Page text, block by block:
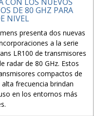
DE 80 GHZ PARA
NIVEL
presenta dos nuevas
a la serie
LR100 de transmisores
radar de 80 GHz. Estos
compactos de
alta frecuencia brindan
en los entornos más